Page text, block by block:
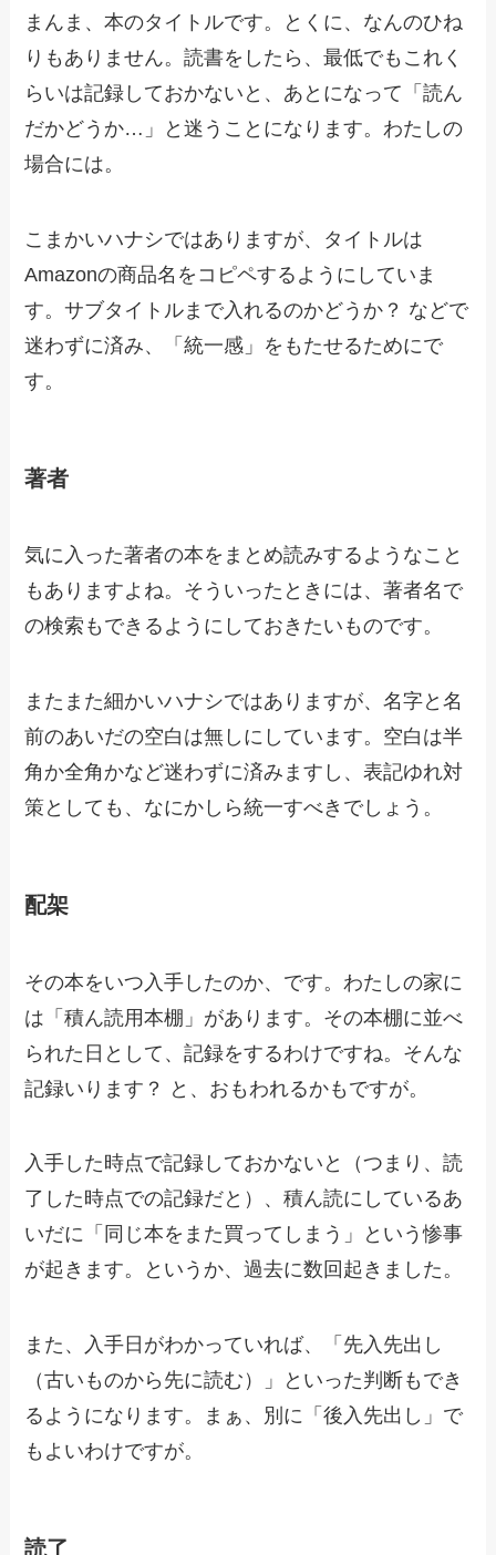
まんま、本のタイトルです。とくに、なんのひね
りもありません。読書をしたら、最低でもこれく
らいは記録しておかないと、あとになって「読ん
だかどうか…」と迷うことになります。わたしの
場合には。
こまかいハナシではありますが、タイトルは
Amazonの商品名をコピペするようにしていま
す。サブタイトルまで入れるのかどうか？ などで
迷わずに済み、「統一感」をもたせるためにで
す。
著者
気に入った著者の本をまとめ読みするようなこと
もありますよね。そういったときには、著者名で
の検索もできるようにしておきたいものです。
またまた細かいハナシではありますが、名字と名
前のあいだの空白は無しにしています。空白は半
角か全角かなど迷わずに済みますし、表記ゆれ対
策としても、なにかしら統一すべきでしょう。
配架
その本をいつ入手したのか、です。わたしの家に
は「積ん読用本棚」があります。その本棚に並べ
られた日として、記録をするわけですね。そんな
記録いります？ と、おもわれるかもですが。
入手した時点で記録しておかないと（つまり、読
了した時点での記録だと）、積ん読にしているあ
いだに「同じ本をまた買ってしまう」という惨事
が起きます。というか、過去に数回起きました。
また、入手日がわかっていれば、「先入先出し
（古いものから先に読む）」といった判断もでき
るようになります。まぁ、別に「後入先出し」で
もよいわけですが。
読了